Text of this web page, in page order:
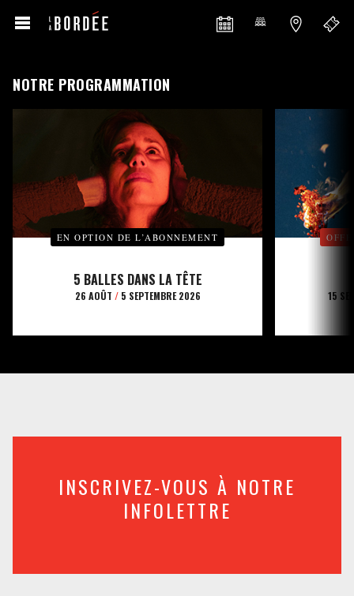
NOTRE PROGRAMMATION
EN OPTION DE L’ABONNEMENT
5 BALLES DANS LA TÊTE
26 AOÛT /5 SEPTEMBRE 2026 15
INSCRIVEZ-VOUS À NOTRE
INFOLETTRE